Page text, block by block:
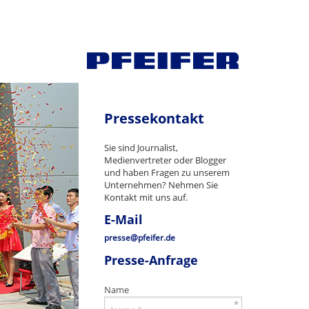
Pressekontakt
Sie sind Journalist,
Medienvertreter oder Blogger
und haben Fragen zu unserem
Unternehmen? Nehmen Sie
Kontakt mit uns auf.
E-Mail
presse@pfeifer.de
Presse-Anfrage
Name
*